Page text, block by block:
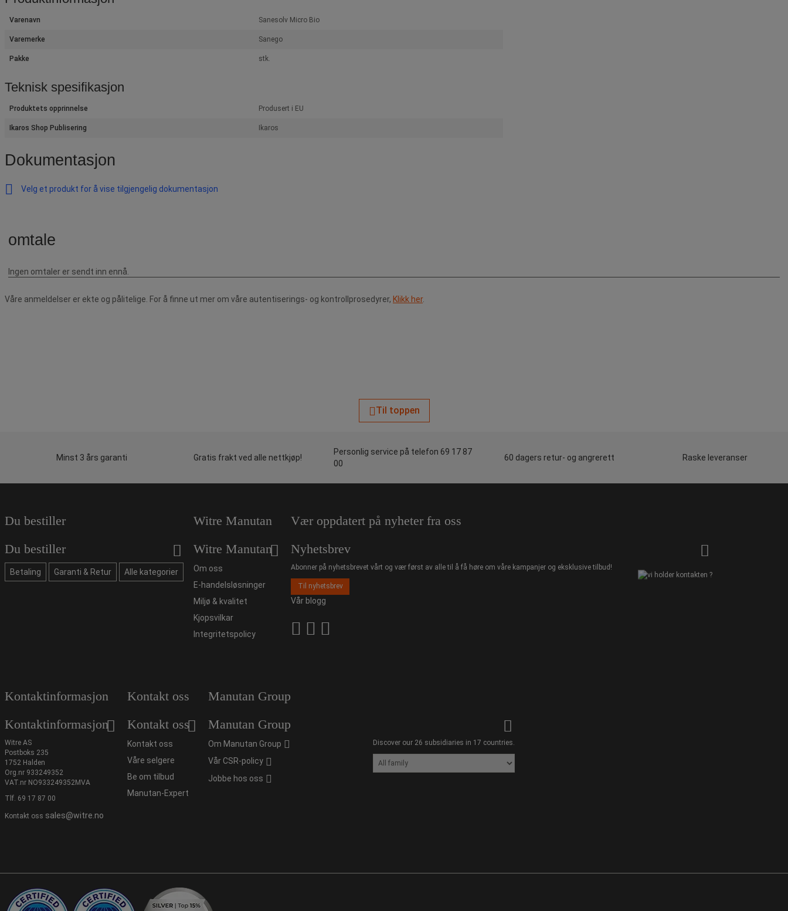
Varenavn Sanesolv Micro Bio
Varemerke Sanego
Pakke stk.
Teknisk spesifikasjon
Produktets opprinnelse Produsert i EU
Ikaros Shop Publisering Ikaros
Dokumentasjon
Velg et produkt for å vise tilgjengelig dokumentasjon
Våre anmeldelser er ekte og pålitelige. For å finne ut mer om våre autentiserings- og kontrollprosedyrer, Klikk her.
Til toppen
Minst 3 års garanti Gratis frakt ved alle nettkjøp!
Personlig service på telefon 69 17 87
00
60 dagers retur- og angrerett Raske leveranser
Du bestiller
Du bestiller
Betaling Garanti & Retur Alle kategorier
Witre Manutan
Witre Manutan
Om oss
E-handelsløsninger
Miljø & kvalitet
Kjopsvilkar
Integritetspolicy
Vær oppdatert på nyheter fra oss
Nyhetsbrev
Abonner på nyhetsbrevet vårt og vær først av alle til å få høre om våre kampanjer og eksklusive tilbud!
Til nyhetsbrev
Vår blogg
Kontaktinformasjon
Kontaktinformasjon
Witre AS
Postboks 235
1752 Halden
Org.nr 933249352
VAT.nr NO933249352MVA
Tlf. 69 17 87 00
Kontakt oss sales@witre.no
Kontakt oss
Kontakt oss
Kontakt oss
Våre selgere
Be om tilbud
Manutan-Expert
Manutan Group
Manutan Group
Om Manutan Group
Vår CSR-policy
Jobbe hos oss
Discover our 26 subsidiaries in 17 countries.